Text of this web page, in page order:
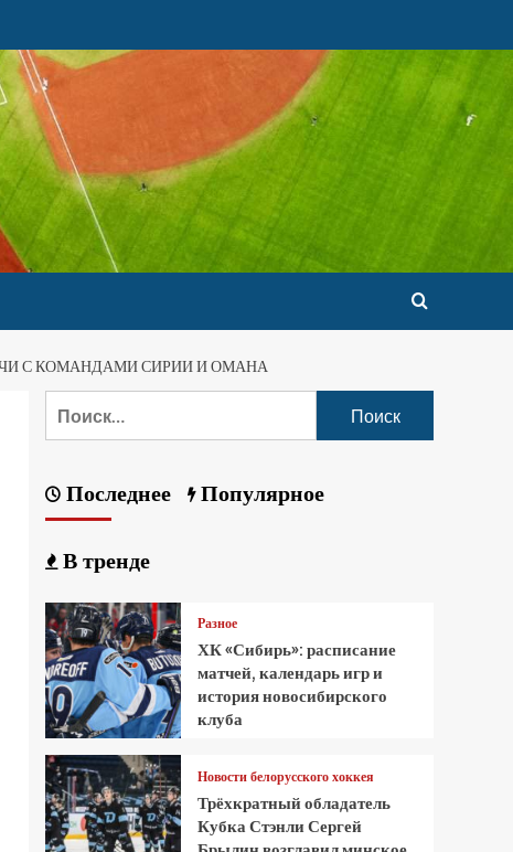
С КОМАНДАМИ СИРИИ И ОМАНА
Последнее Популярное
В тренде
Разное
ХК «Сибирь»: расписание
матчей, календарь игр и
история новосибирского
клуба
Новости белорусского хоккея
Трёхкратный обладатель
Кубка Стэнли Сергей